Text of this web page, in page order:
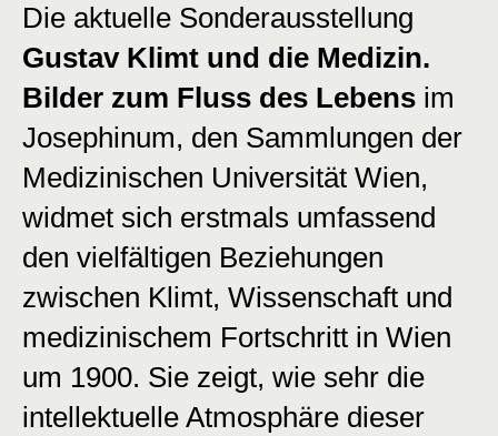
Die aktuelle Sonderausstellung
Gustav Klimt und die Medizin.
Bilder zum Fluss des Lebens im
Josephinum, den Sammlungen der
Medizinischen Universität Wien,
widmet sich erstmals umfassend
den vielfältigen Beziehungen
zwischen Klimt, Wissenschaft und
medizinischem Fortschritt in Wien
um 1900. Sie zeigt, wie sehr die
intellektuelle Atmosphäre dieser